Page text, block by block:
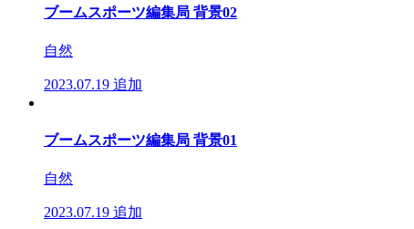
ブームスポーツ編集局 背景02
自然
2023.07.19 追加
ブームスポーツ編集局 背景01
自然
2023.07.19 追加